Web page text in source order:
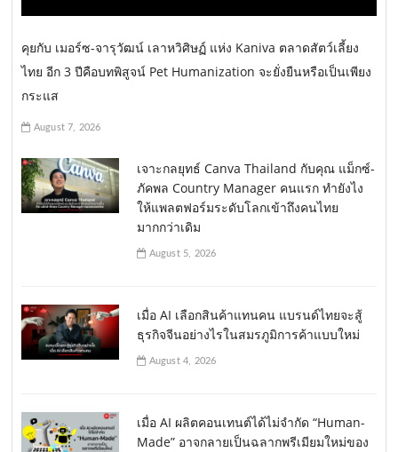
คุยกับ เมอร์ซ-จารุวัฒน์ เลาหวิศิษฏ์ แห่ง Kaniva ตลาดสัตว์เลี้ยง
ไทย อีก 3 ปีคือบทพิสูจน์ Pet Humanization จะยั่งยืนหรือเป็นเพียง
กระแส
August 7, 2026
เจาะกลยุทธ์ Canva Thailand กับคุณ แม็กซ์-
ภัคพล Country Manager คนแรก ทำยังไง
ให้แพลตฟอร์มระดับโลกเข้าถึงคนไทย
มากกว่าเดิม
August 5, 2026
เมื่อ AI เลือกสินค้าแทนคน แบรนด์ไทยจะสู้
ธุรกิจจีนอย่างไรในสมรภูมิการค้าแบบใหม่
August 4, 2026
เมื่อ AI ผลิตคอนเทนต์ได้ไม่จำกัด “Human-
Made” อาจกลายเป็นฉลากพรีเมียมใหม่ของ